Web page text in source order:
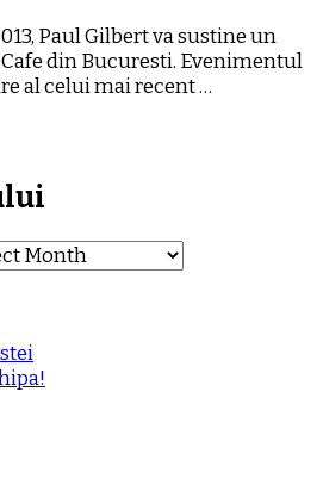
Paul Gilbert va sustine un
din Bucuresti. Evenimentul
al celui mai recent …